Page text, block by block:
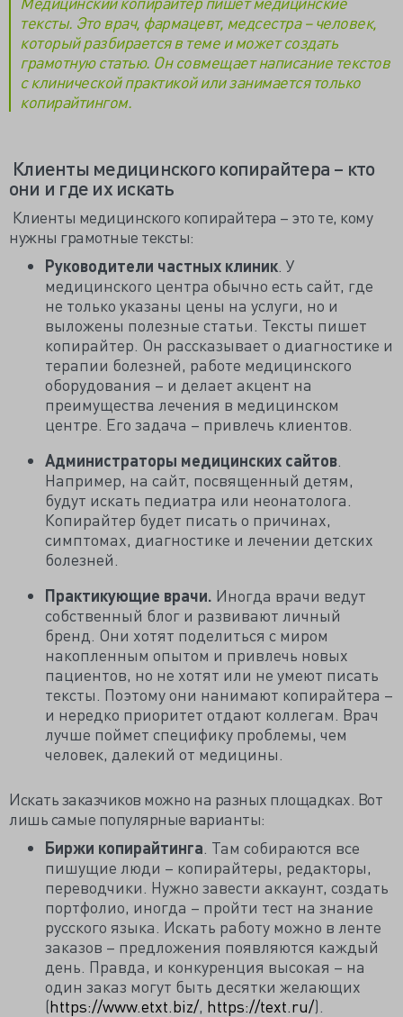
тексты. Это врач, фармацевт, медсестра – человек,
который разбирается в теме и может создать
грамотную статью. Он совмещает написание текстов
с клинической практикой или занимается только
копирайтингом.
Клиенты медицинского копирайтера – кто
они и где их искать
Клиенты медицинского копирайтера – это те, кому
нужны грамотные тексты:
Руководители частных клиник . У
медицинского центра обычно есть сайт, где
не только указаны цены на услуги, но и
выложены полезные статьи. Тексты пишет
копирайтер. Он рассказывает о диагностике и
терапии болезней, работе медицинского
оборудования – и делает акцент на
преимущества лечения в медицинском
центре. Его задача – привлечь клиентов.
Администраторы медицинских сайтов
Например, на сайт, посвященный детям,
будут искать педиатра или неонатолога.
Копирайтер будет писать о причинах,
симптомах, диагностике и лечении детских
болезней.
Практикующие врачи. Иногда врачи ведут
собственный блог и развивают личный
бренд. Они хотят поделиться с миром
накопленным опытом и привлечь новых
пациентов, но не хотят или не умеют писать
тексты. Поэтому они нанимают копирайтера –
и нередко приоритет отдают коллегам. Врач
лучше поймет специфику проблемы, чем
человек, далекий от медицины.
Искать заказчиков можно на разных площадках. Вот
лишь самые популярные варианты:
Биржи копирайтинга . Там собираются все
пишущие люди – копирайтеры, редакторы,
переводчики. Нужно завести аккаунт, создать
портфолио, иногда – пройти тест на знание
русского языка. Искать работу можно в ленте
заказов – предложения появляются каждый
день. Правда, и конкуренция высокая – на
один заказ могут быть десятки желающих
(https://www.etxt.biz/, https://text.ru/).